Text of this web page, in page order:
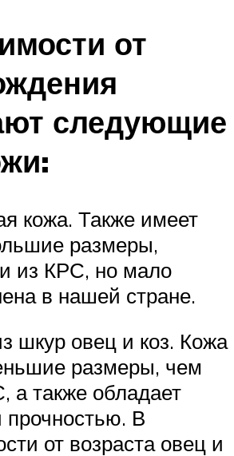
от
следующие
кожа. Также имеет
размеры,
из КРС, но мало
в нашей стране.
шкур овец и коз. Кожа
размеры, чем
а также обладает
В
от возраста овец и